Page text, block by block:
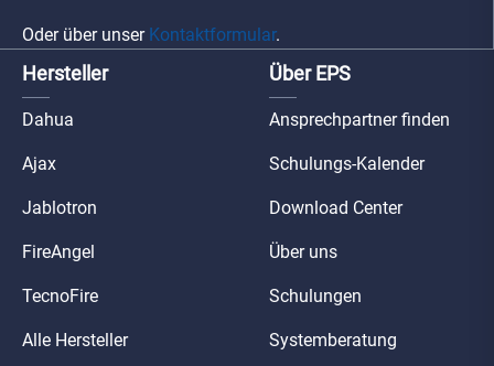
Oder über unser Kontaktformular.
Hersteller
Dahua
Ajax
Jablotron
FireAngel
TecnoFire
Alle Hersteller
Über EPS
Ansprechpartner finden
Schulungs-Kalender
Download Center
Über uns
Schulungen
Systemberatung